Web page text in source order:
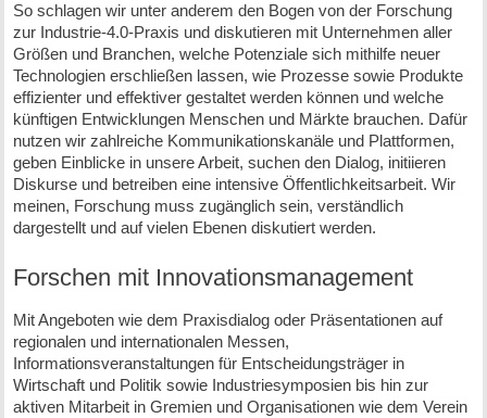
So schlagen wir unter anderem den Bogen von der Forschung
zur Industrie-4.0-Praxis und diskutieren mit Unternehmen aller
Größen und Branchen, welche Potenziale sich mithilfe neuer
Technologien erschließen lassen, wie Prozesse sowie Produkte
effizienter und effektiver gestaltet werden können und welche
künftigen Entwicklungen Menschen und Märkte brauchen. Dafür
nutzen wir zahlreiche Kommunikationskanäle und Plattformen,
geben Einblicke in unsere Arbeit, suchen den Dialog, initiieren
Diskurse und betreiben eine intensive Öffentlichkeitsarbeit. Wir
meinen, Forschung muss zugänglich sein, verständlich
dargestellt und auf vielen Ebenen diskutiert werden.
Forschen mit Innovationsmanagement
Mit Angeboten wie dem Praxisdialog oder Präsentationen auf
regionalen und internationalen Messen,
Informationsveranstaltungen für Entscheidungsträger in
Wirtschaft und Politik sowie Industriesymposien bis hin zur
aktiven Mitarbeit in Gremien und Organisationen wie dem Verein